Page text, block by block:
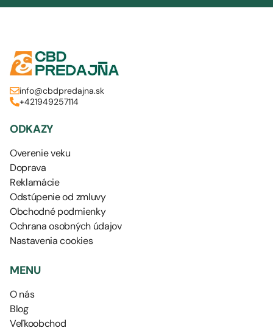
info@cbdpredajna.sk
+421949257114
ODKAZY
Overenie veku
Doprava
Reklamácie
Odstúpenie od zmluvy
Obchodné podmienky
Ochrana osobných údajov
Nastavenia cookies
MENU
O nás
Blog
Veľkoobchod